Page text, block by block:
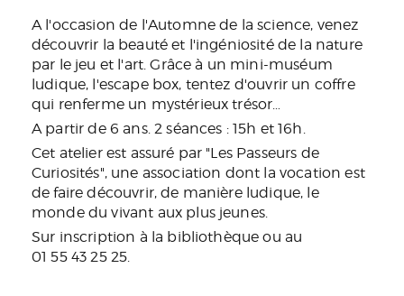
A l'occasion de l'Automne de la science, venez
découvrir la beauté et l'ingéniosité de la nature
par le jeu et l'art. Grâce à un mini-muséum
ludique, l'escape box, tentez d'ouvrir un coffre
qui renferme un mystérieux trésor…
A partir de 6 ans. 2 séances : 15h et 16h.
Cet atelier est assuré par "Les Passeurs de
Curiosités", une association dont la vocation est
de faire découvrir, de manière ludique, le
monde du vivant aux plus jeunes.
Sur inscription à la bibliothèque ou au
01 55 43 25 25.